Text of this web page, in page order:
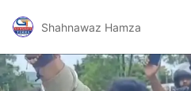
Shahnawaz Hamza